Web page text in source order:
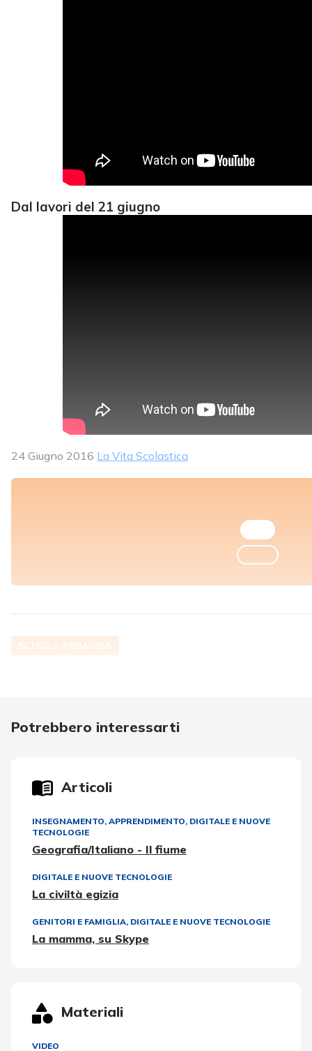
Dal lavori del 21 giugno
24 Giugno 2016 La Vita Scolastica
SCUOLA PRIMARIA
Potrebbero interessarti
Articoli
INSEGNAMENTO, APPRENDIMENTO, DIGITALE E NUOVE
TECNOLOGIE
Geografia/Italiano - Il fiume
DIGITALE E NUOVE TECNOLOGIE
La civiltà egizia
GENITORI E FAMIGLIA, DIGITALE E NUOVE TECNOLOGIE
La mamma, su Skype
Materiali
VIDEO